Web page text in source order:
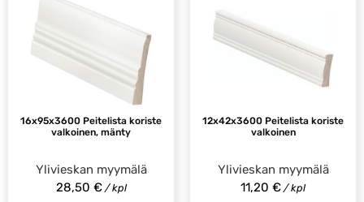
16x95x3600 Peitelista koriste
valkoinen, mänty
Ylivieskan myymälä
28,50 €/ kpl
12x42x3600 Peitelista koriste
valkoinen
Ylivieskan myymälä
11,20 € / kpl